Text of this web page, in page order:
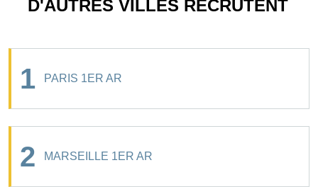
D'AUTRES VILLES RECRUTENT
1 PARIS 1ER AR
2 MARSEILLE 1ER AR